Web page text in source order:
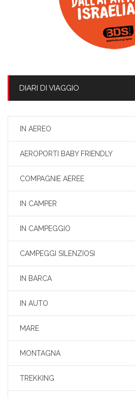
DIARI DI VIAGGIO
IN AEREO
AEROPORTI BABY FRIENDLY
COMPAGNIE AEREE
IN CAMPER
IN CAMPEGGIO
CAMPEGGI SILENZIOSI
IN BARCA
IN AUTO
MARE
MONTAGNA
TREKKING